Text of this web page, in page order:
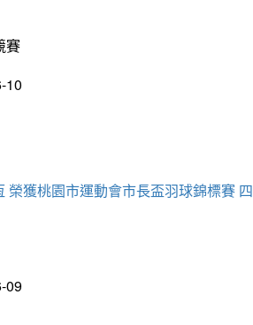
賽
10
榮獲桃園市運動會市長盃羽球錦標賽
09